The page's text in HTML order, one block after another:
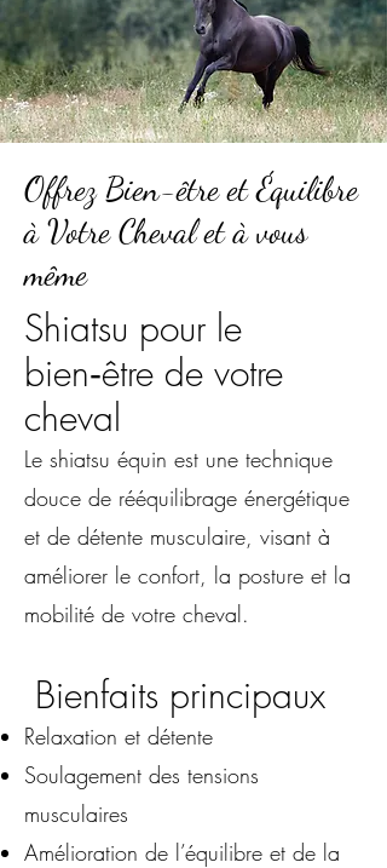
Offrez Bien-être et Équilibre
à Votre Cheval et à vous
même
Shiatsu pour le
bien‑être de votre
cheval
Le shiatsu équin est une technique
douce de rééquilibrage énergétique
et de détente musculaire, visant à
améliorer le confort, la posture et la
mobilité de votre cheval.
Bienfaits principaux
Relaxation et détente
Soulagement des tensions
musculaires
Amélioration de l’équilibre et de la